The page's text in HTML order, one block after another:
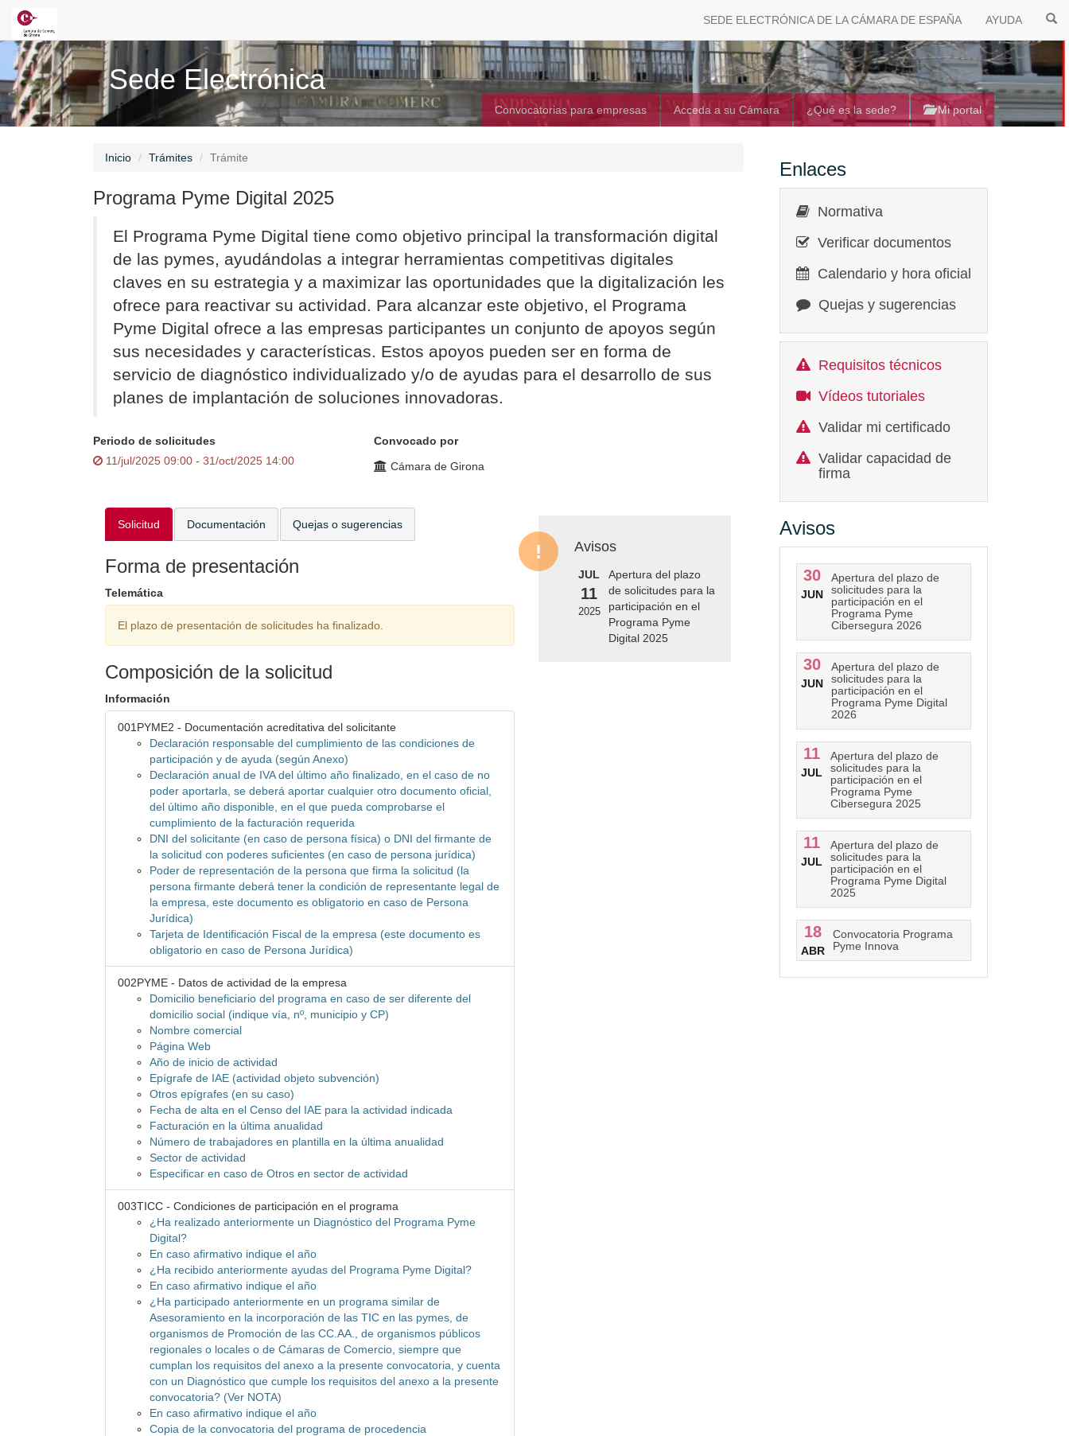
SEDE ELECTRÓNICA DE LA CÁMARA DE ESPAÑA AYUDA
Sede Electrónica
Convocatorias para empresas Acceda a su Cámara ¿Qué es la sede? Mi portal
Inicio Trámites Trámite
Programa Pyme Digital 2025
El Programa Pyme Digital tiene como objetivo principal la transformación digital
de las pymes, ayudándolas a integrar herramientas competitivas digitales
claves en su estrategia y a maximizar las oportunidades que la digitalización les
ofrece para reactivar su actividad. Para alcanzar este objetivo, el Programa
Pyme Digital ofrece a las empresas participantes un conjunto de apoyos según
sus necesidades y características. Estos apoyos pueden ser en forma de
servicio de diagnóstico individualizado y/o de ayudas para el desarrollo de sus
planes de implantación de soluciones innovadoras.
Periodo de solicitudes
11/jul/2025 09:00 - 31/oct/2025 14:00
Convocado por
Cámara de Girona
Solicitud Documentación Quejas o sugerencias
Forma de presentación
Telemática
El plazo de presentación de solicitudes ha finalizado.
Composición de la solicitud
Información
001PYME2 - Documentación acreditativa del solicitante
Declaración responsable del cumplimiento de las condiciones de
participación y de ayuda (según Anexo)
Declaración anual de IVA del último año finalizado, en el caso de no
poder aportarla, se deberá aportar cualquier otro documento oficial,
del último año disponible, en el que pueda comprobarse el
cumplimiento de la facturación requerida
DNI del solicitante (en caso de persona física) o DNI del firmante de
la solicitud con poderes suficientes (en caso de persona jurídica)
Poder de representación de la persona que firma la solicitud (la
persona firmante deberá tener la condición de representante legal de
la empresa, este documento es obligatorio en caso de Persona
Jurídica)
Tarjeta de Identificación Fiscal de la empresa (este documento es
obligatorio en caso de Persona Jurídica)
002PYME - Datos de actividad de la empresa
Domicilio beneficiario del programa en caso de ser diferente del
domicilio social (indique vía, nº, municipio y CP)
Nombre comercial
Página Web
Año de inicio de actividad
Epígrafe de IAE (actividad objeto subvención)
Otros epígrafes (en su caso)
Fecha de alta en el Censo del IAE para la actividad indicada
Facturación en la última anualidad
Número de trabajadores en plantilla en la última anualidad
Sector de actividad
Especificar en caso de Otros en sector de actividad
003TICC - Condiciones de participación en el programa
¿Ha realizado anteriormente un Diagnóstico del Programa Pyme
Digital?
En caso afirmativo indique el año
¿Ha recibido anteriormente ayudas del Programa Pyme Digital?
En caso afirmativo indique el año
¿Ha participado anteriormente en un programa similar de
Asesoramiento en la incorporación de las TIC en las pymes, de
organismos de Promoción de las CC.AA., de organismos públicos
regionales o locales o de Cámaras de Comercio, siempre que
cumplan los requisitos del anexo a la presente convocatoria, y cuenta
con un Diagnóstico que cumple los requisitos del anexo a la presente
convocatoria? (Ver NOTA)
En caso afirmativo indique el año
Copia de la convocatoria del programa de procedencia
Avisos
JUL
11
2025
Apertura del plazo
de solicitudes para la
participación en el
Programa Pyme
Digital 2025
Enlaces
Normativa
Verificar documentos
Calendario y hora oficial
Quejas y sugerencias
Requisitos técnicos
Vídeos tutoriales
Validar mi certificado
Validar capacidad de
firma
Avisos
30
JUN
Apertura del plazo de
solicitudes para la
participación en el
Programa Pyme
Cibersegura 2026
30
JUN
Apertura del plazo de
solicitudes para la
participación en el
Programa Pyme Digital
2026
11
JUL
Apertura del plazo de
solicitudes para la
participación en el
Programa Pyme
Cibersegura 2025
11
JUL
Apertura del plazo de
solicitudes para la
participación en el
Programa Pyme Digital
2025
18
ABR
Convocatoria Programa
Pyme Innova